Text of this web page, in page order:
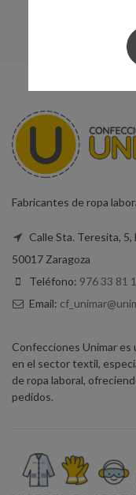
Fabricantes de ropa
Calle Sta. Teresita, 5,
50017 Zaragoza
Teléfono: 976 33 81
Email:
Confecciones Unimar es
en el sector textil,
de ropa laboral,
pedidos.